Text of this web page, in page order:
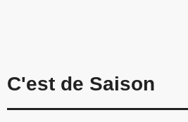
C'est de Saison